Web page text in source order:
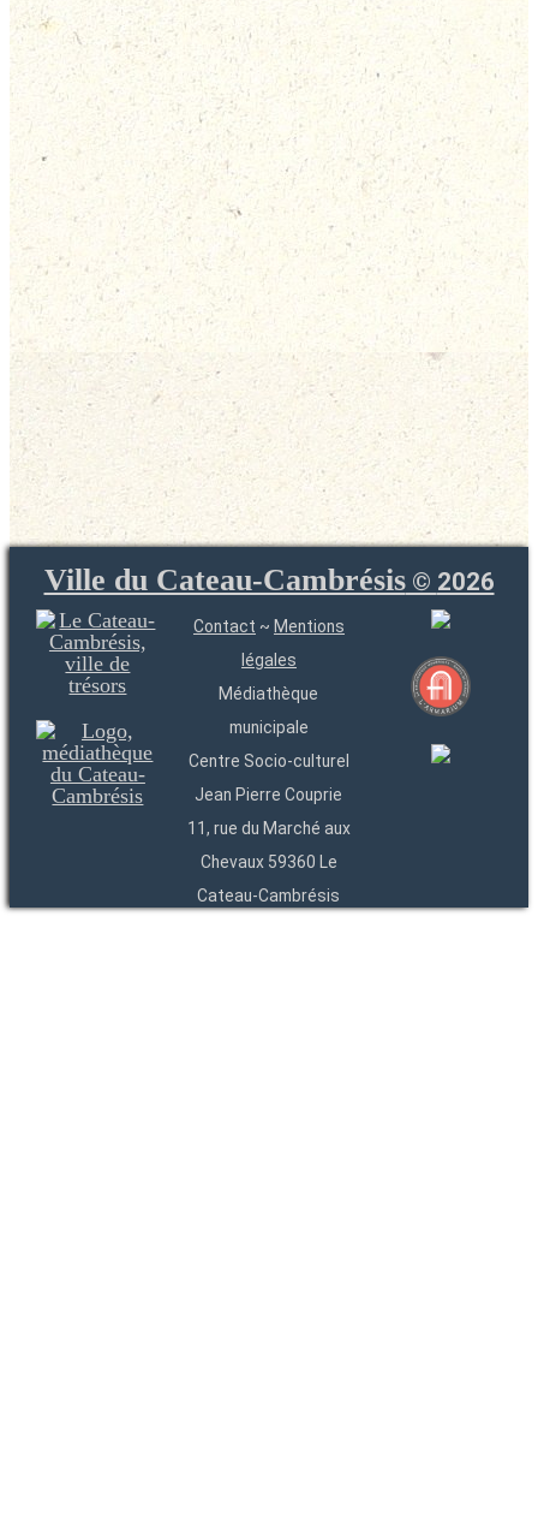
Ville du Cateau-Cambrésis© 2026
Contact ~ Mentions
légales
Médiathèque
municipale
Centre Socio-culturel
Jean Pierre Couprie
11, rue du Marché aux
Chevaux 59360 Le
Cateau-Cambrésis